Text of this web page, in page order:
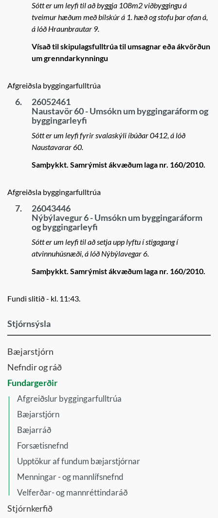
Sótt er um leyfi til að byggja 108m2 viðbyggingu á
tveimur hæðum með bílskúr á 1. hæð og stofu þar ofan á,
á lóð Hraunbrautar 9.
Vísað til skipulagsfulltrúa til umsagnar eða ákvörðun
um grenndarkynningu
Afgreiðsla byggingarfulltrúa
6.
26052461
Naustavör 60 - Umsókn um byggingaráform og
byggingarleyfi
Sótt er um leyfi fyrir svalaskýli íbúðar 0412, á lóð
Naustavarar 60.
Samþykkt. Samrýmist ákvæðum laga nr. 160/2010.
Afgreiðsla byggingarfulltrúa
7.
26043446
Nýbýlavegur 6 - Umsókn um byggingaráform
og byggingarleyfi
Sótt er um leyfi til að setja upp lyftu í stigagang í
atvinnuhúsnæði, á lóð Nýbýlavegar 6.
Samþykkt. Samrýmist ákvæðum laga nr. 160/2010.
Fundi slitið - kl. 11:43.
Stjórnsýsla
Bæjarstjórn
Nefndir og ráð
Fundargerðir
Afgreiðslur byggingarfulltrúa
Bæjarstjórn
Bæjarráð
Forsætisnefnd
Upptökur af fundum bæjarstjórnar
Menningar - og mannlífsnefnd
Velferðar- og mannréttindaráð
Stjórnkerfið